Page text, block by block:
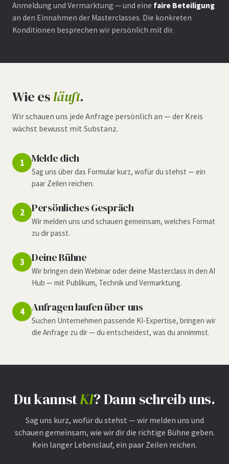
Anmeldung und Vermarktung — und eine faire Beteiligung
an den Einnahmen der Masterclasses. Die konkreten
Konditionen besprechen wir persönlich mit dir.
Wie esläuft.
Wir schauen uns jede Anfrage persönlich an — der Kreis
wächst bewusst mit Substanz.
1 Melde dich
Sag uns über das Formular kurz, wofür du stehst — ein
paar Zeilen reichen.
2 Persönliches Gespräch
Wir melden uns und schauen gemeinsam, welches Format
zu dir passt.
3 Deine Bühne
Wir bringen dein Webinar oder deine Masterclass in den AI
Hub — mit Publikum, Technik und Vermarktung.
4 Anfragen laufen über uns
Suchen Unternehmen passende KI-Expertise, bringen wir
die Anfrage zu dir — du entscheidest, was du annimmst.
Du kannstKI? Dann schreib uns.
Sag uns kurz, wofür du stehst — wir melden uns und
schauen gemeinsam, wie wir dir die richtige Bühne geben.
Kein langer Lebenslauf, ein paar Zeilen reichen.